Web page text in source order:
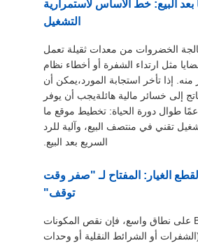
بعد البيع: خط الأساس لاستمرارية
التشغيل
الخضروات من معدات ثقيلة تعمل
مثل ارتداء الشفرة أو أخطاء نظام
منه. إذا تأخر استجابة المورد،يمكن أن
إلى خسائر مالية هائلةيجب أن يوفر
طوال دورة الحياة: تخطيط موقع ما
تقني في منتصف البيع، وآلية للرد
السريع بعد البيع.
الغيار: المفتاح لـ "صفر وقت
توقف"
بالنسبة لإنتاج B2B على نطاق واسع، فإن نقص المكونات
أو الشرائط النقلية أو وحدات